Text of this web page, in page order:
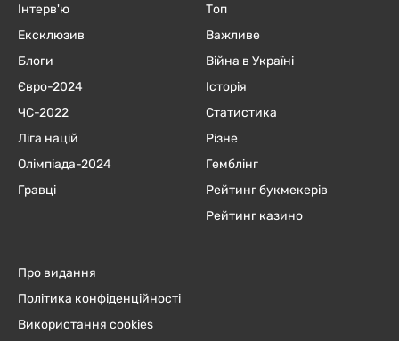
Інтерв'ю
Ексклюзив
Блоги
Євро-2024
ЧC-2022
Ліга націй
Олімпіада-2024
Гравці
Топ
Важливе
Війна в Україні
Історія
Статистика
Різне
Гемблінг
Рейтинг букмекерів
Рейтинг казино
Про видання
Політика конфіденційності
Використання cookies